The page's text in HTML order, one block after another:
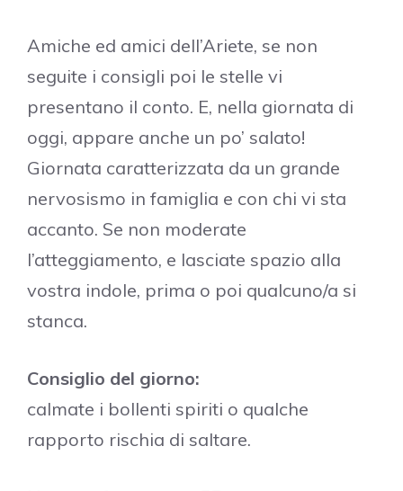
Amiche ed amici dell’Ariete, se non
seguite i consigli poi le stelle vi
presentano il conto. E, nella giornata di
oggi, appare anche un po’ salato!
Giornata caratterizzata da un grande
nervosismo in famiglia e con chi vi sta
accanto. Se non moderate
l’atteggiamento, e lasciate spazio alla
vostra indole, prima o poi qualcuno/a si
stanca.
Consiglio del giorno:
calmate i bollenti spiriti o qualche
rapporto rischia di saltare.